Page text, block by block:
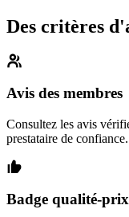
Des critères
Avis des membres
Consultez les avis
prestataire de confiance.
Badge qualité-prix